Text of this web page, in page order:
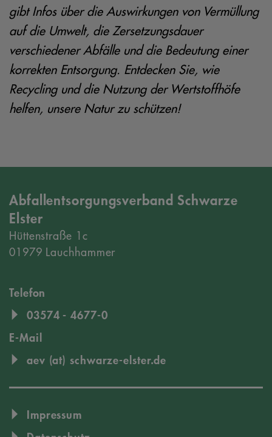
gibt Infos über die Auswirkungen von Vermüllung
auf die Umwelt, die Zersetzungsdauer
verschiedener Abfälle und die Bedeutung einer
korrekten Entsorgung. Entdecken Sie, wie
Recycling und die Nutzung der Wertstoffhöfe
helfen, unsere Natur zu schützen!
Abfallentsorgungsverband Schwarze
Elster
Hüttenstraße 1c
01979 Lauchhammer
Telefon
03574 - 4677-0
E-Mail
aev (at) schwarze-elster.de
Impressum